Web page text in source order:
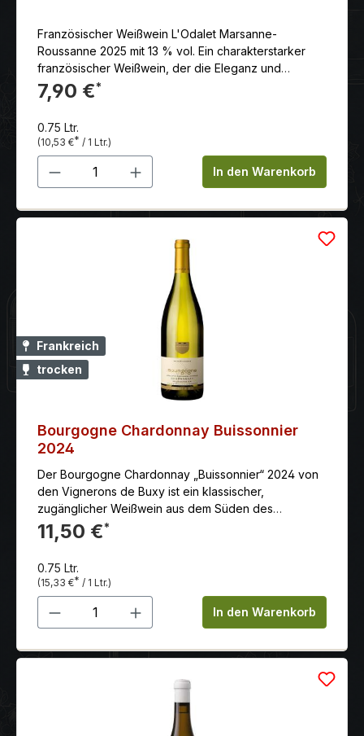
Französischer Weißwein L'Odalet Marsanne-
Roussanne 2025 mit 13 % vol. Ein charakterstarker
französischer Weißwein, der die Eleganz und
Komplexität der Languedoc Rebsorten Marsanne und
Roussanne in sich vereint.
7,90 €*
0.75 Ltr.
(10,53 €* / 1 Ltr.)
Produkt Anzahl: Gib denIn den Warenkorb
Frankreich
trocken
Bourgogne Chardonnay Buissonnier
2024
Der Bourgogne Chardonnay „Buissonnier“ 2024 von
den Vignerons de Buxy ist ein klassischer,
zugänglicher Weißwein aus dem Süden des
Burgunds (Côte Chalonnaise).
11,50 €*
0.75 Ltr.
(15,33 €* / 1 Ltr.)
Produkt Anzahl: Gib denIn den Warenkorb